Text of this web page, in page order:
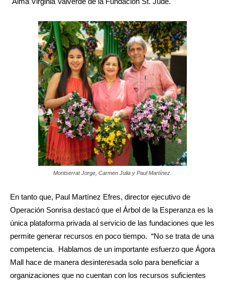
Montserrat Jorge, Carmen Julia y Paul Martínez.
En tanto que, Paul Martínez Efres, director ejecutivo de
Operación Sonrisa destacó que el Árbol de la Esperanza es la
única plataforma privada al servicio de las fundaciones que les
permite generar recursos en poco tiempo. “No se trata de una
competencia. Hablamos de un importante esfuerzo que Ágora
Mall hace de manera desinteresada solo para beneficiar a
organizaciones que no cuentan con los recursos suficientes